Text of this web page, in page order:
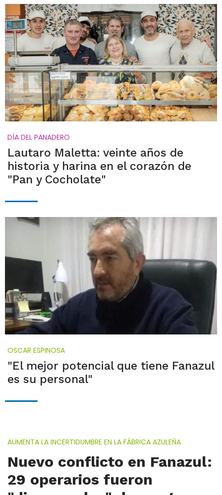
DÍA DEL PANADERO
Lautaro Maletta: veinte años de
historia y harina en el corazón de
"Pan y Cocholate"
OSCAR ESPINOSA
"El mejor potencial que tiene Fanazul
es su personal"
AUMENTA LA INCERTIDUMBRE EN LA FÁBRICA AZULEÑA
Nuevo conflicto en Fanazul:
29 operarios fueron